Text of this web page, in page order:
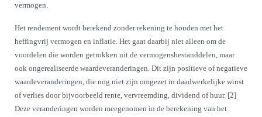
vermogen.
Het rendement wordt berekend zonder rekening te houden met het
heffingvrij vermogen en inflatie. Het gaat daarbij niet alleen om de
voordelen die worden getrokken uit de vermogensbestanddelen, maar
ook ongerealiseerde waardeveranderingen. Dit zijn positieve of negatieve
waardeveranderingen, die nog niet zijn omgezet in daadwerkelijke winst
of verlies door bijvoorbeeld rente, vervreemding, dividend of huur. [2]
Deze veranderingen worden meegenomen in de berekening van het